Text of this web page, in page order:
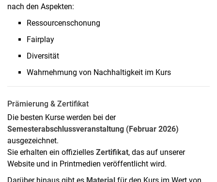
nach den Aspekten:
Ressourcenschonung
Fairplay
Diversität
Wahrnehmung von Nachhaltigkeit im Kurs
Prämierung & Zertifikat
Die besten Kurse werden bei der
Semesterabschlussveranstaltung (Februar 2026)
ausgezeichnet.
Sie erhalten ein offizielles Zertifikat, das auf unserer
Website und in Printmedien veröffentlicht wird.